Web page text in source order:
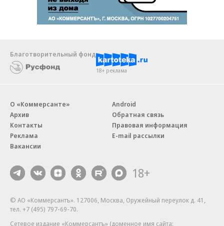
Благотворительный фонд
18+ реклама
О «Коммерсанте»
Архив
Контакты
Реклама
Вакансии
Android
Обратная связь
Правовая информация
E-mail рассылки
18+
© АО «Коммерсантъ». 127006, Москва, Оружейный переулок д. 41,
тел. +7 (495) 797-69-70.
Сетевое издание «Коммерсантъ» (доменное имя сайта: